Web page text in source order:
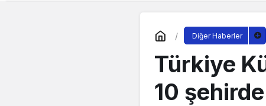
Diğer Haberler
Türkiye
10